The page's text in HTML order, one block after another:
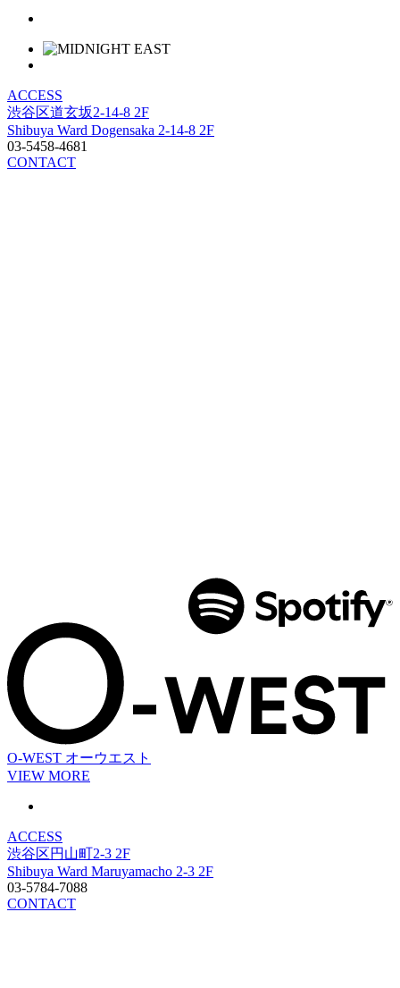
ACCESS
渋谷区道玄坂2-14-8 2F
Shibuya Ward Dogensaka 2-14-8 2F
03-5458-4681
CONTACT
O-WEST オーウエスト
VIEW MORE
ACCESS
渋谷区円山町2-3 2F
Shibuya Ward Maruyamacho 2-3 2F
03-5784-7088
CONTACT